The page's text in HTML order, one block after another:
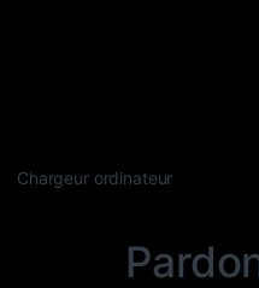
Chargeur ordinateur